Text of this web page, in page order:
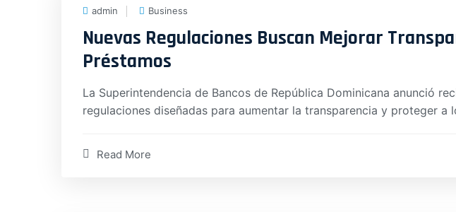
admin
Business
Nuevas Regulaciones Buscan Mejorar
Préstamos
La Superintendencia de Bancos de República Dominicana anunció
regulaciones diseñadas para aumentar la transparencia y proteger a
Read More